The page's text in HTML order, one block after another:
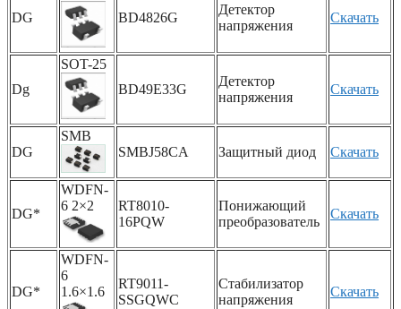
DG
BD4826G
Детектор
напряжения
Скачать
Dg
SOT-25
BD49E33G
Детектор
напряжения
Скачать
DG
SMB
SMBJ58CA
Защитный диод Скачать
DG*
WDFN-
6 2×2
RT8010-
16PQW
Понижающий
преобразователь
Скачать
DG*
WDFN-
6
1.6×1.6
RT9011-
SSGQWC
Стабилизатор
напряжения
Скачать